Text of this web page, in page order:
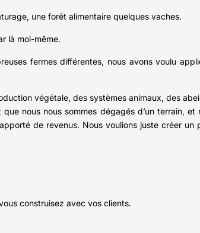
une forêt alimentaire quelques vaches.
là moi-même.
fermes différentes, nous avons voulu
végétale, des systèmes animaux, des
nous nous sommes dégagés d’un terrain,
de revenus. Nous voulions juste créer
construisez avec vos clients.